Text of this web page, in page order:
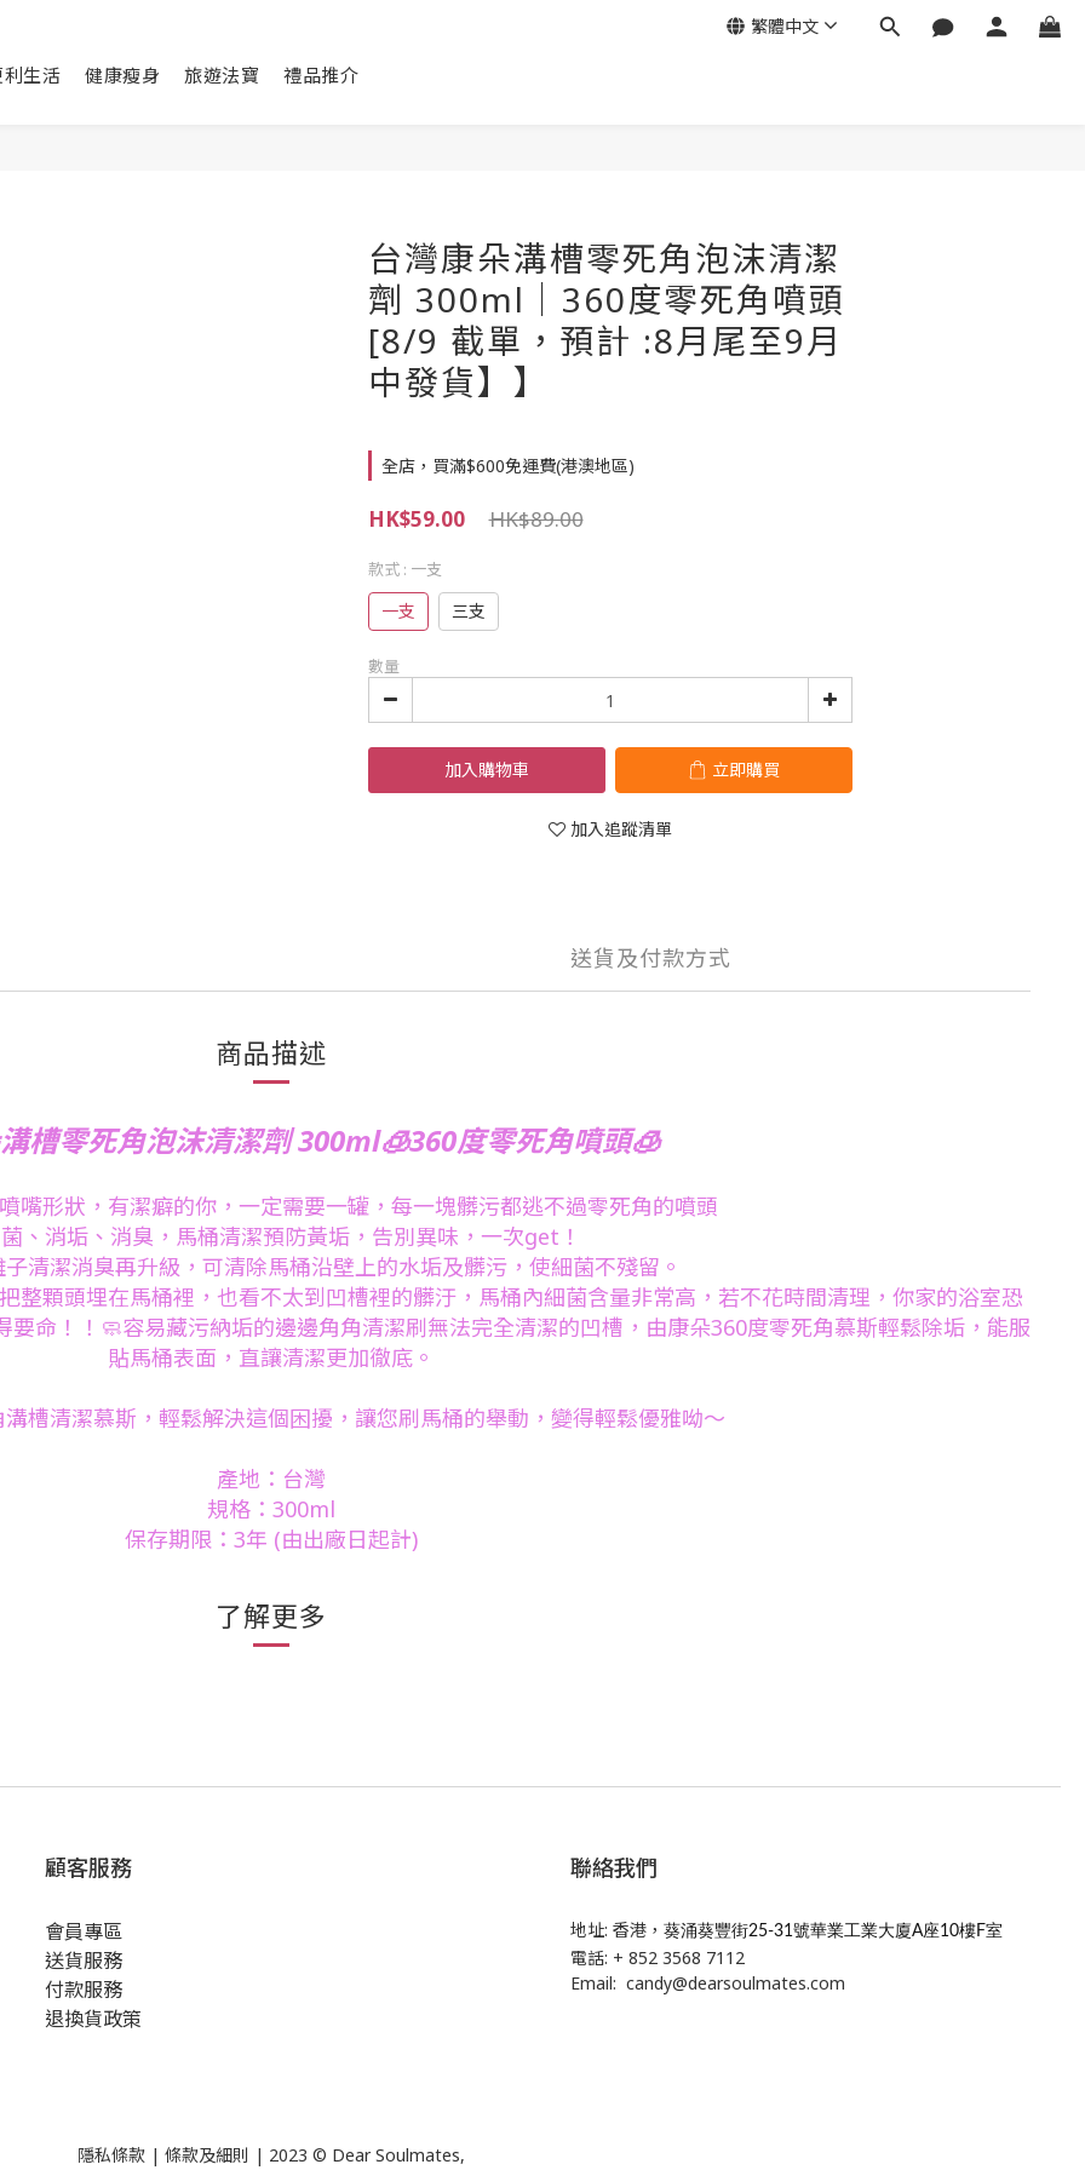
利生活 健康瘦身 旅遊法寶 禮品推介
繁體中文
台灣康朵溝槽零死角泡沫清潔
劑 300ml｜360度零死角噴頭
[8/9 截單，預計 :8月尾至9月
中發貨】】
全店，買滿$600免運費(港澳地區)
HK$89.00
HK$59.00
款式 : 一支
一支 三支
數量
加入購物車 立即購買
加入追蹤清單
送貨及付款方式
商品描述
槽零死角泡沫清潔劑 300ml🧊360度零死角噴頭🧊
嘴形狀，有潔癖的你，一定需要一罐，每一塊髒污都逃不過零死角的噴頭
、消垢、消臭，馬桶清潔預防黃垢，告別異味，一次get！
清潔消臭再升級，可清除馬桶沿壁上的水垢及髒污，使細菌不殘留。
整顆頭埋在馬桶裡，也看不太到凹槽裡的髒汙，馬桶內細菌含量非常高，若不花時間清理，你家的浴室恐
命！！🧼容易藏污納垢的邊邊角角清潔刷無法完全清潔的凹槽，由康朵360度零死角慕斯輕鬆除垢，能服
貼馬桶表面，直讓清潔更加徹底。
槽清潔慕斯，輕鬆解決這個困擾，讓您刷馬桶的舉動，變得輕鬆優雅呦～
產地：台灣
規格：300ml
保存期限：3年 (由出廠日起計)
了解更多
顧客服務
會員專區
送貨服務
付款服務
退換貨政策
聯絡我們
地址: 香港， 葵涌葵豐街25-31號華業工業大廈A座10樓F室
電話: + 852 3568 7112
Email: candy@dearsoulmates.com
隱私條款 | 條款及細則 | 2023 © Dear Soulmates,